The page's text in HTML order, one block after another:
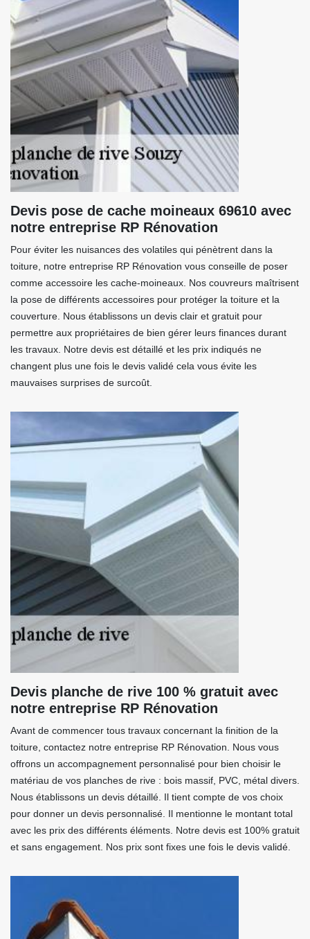
Devis pose de cache moineaux 69610 avec
notre entreprise RP Rénovation
Pour éviter les nuisances des volatiles qui pénètrent dans la
toiture, notre entreprise RP Rénovation vous conseille de poser
comme accessoire les cache-moineaux. Nos couvreurs maîtrisent
la pose de différents accessoires pour protéger la toiture et la
couverture. Nous établissons un devis clair et gratuit pour
permettre aux propriétaires de bien gérer leurs finances durant
les travaux. Notre devis est détaillé et les prix indiqués ne
changent plus une fois le devis validé cela vous évite les
mauvaises surprises de surcoût.
Devis planche de rive 100 % gratuit avec
notre entreprise RP Rénovation
Avant de commencer tous travaux concernant la finition de la
toiture, contactez notre entreprise RP Rénovation. Nous vous
offrons un accompagnement personnalisé pour bien choisir le
matériau de vos planches de rive : bois massif, PVC, métal divers.
Nous établissons un devis détaillé. Il tient compte de vos choix
pour donner un devis personnalisé. Il mentionne le montant total
avec les prix des différents éléments. Notre devis est 100% gratuit
et sans engagement. Nos prix sont fixes une fois le devis validé.